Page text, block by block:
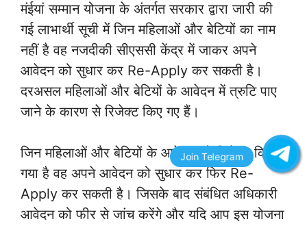
मंईयां सम्मान योजना के अंतर्गत सरकार द्वारा जारी की
गई लाभार्थी सूची में जिन महिलाओं और बेटियों का नाम
नहीं है वह नजदीकी सीएससी केंद्र में जाकर अपने
आवेदन को सुधार कर Re-Apply कर सकती है।
दरअसल महिलाओं और बेटियों के आवेदन में त्रुटि पाए
जाने के कारण से रिजेक्ट किए गए हैं।
जिन महिलाओं और बेटियों के आवेदन को रिजेक्ट किया
गया है वह अपने आवेदन को सुधार कर फिर Re-
Apply कर सकती है। जिसके बाद संबंधित अधिकारी
आवेदन को फीर से जांच करेंगे और यदि आप इस योजना